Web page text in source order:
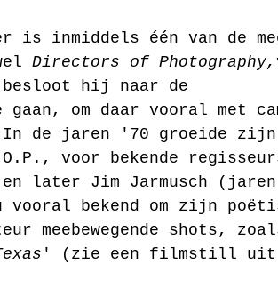
is inmiddels één van de
Directors of Photography,
besloot hij naar de
gaan, om daar vooral met
In de jaren '70 groeide
voor bekende
later Jim Jarmusch
bekend om zijn
meebewegende shots,
' (zie een filmstill